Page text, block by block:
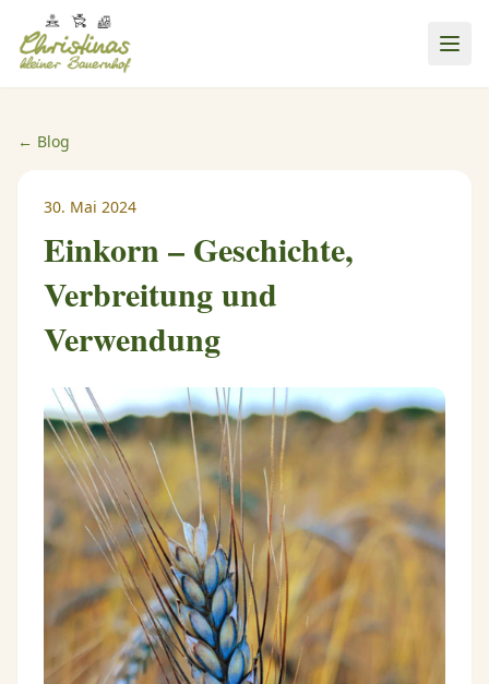
← Blog
30. Mai 2024
Einkorn – Geschichte,
Verbreitung und
Verwendung